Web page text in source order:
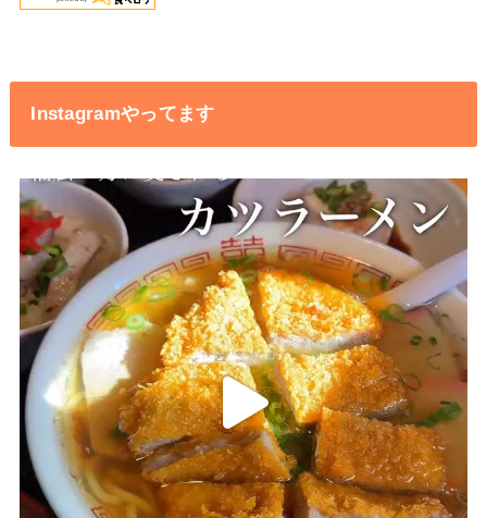
Instagramやってます